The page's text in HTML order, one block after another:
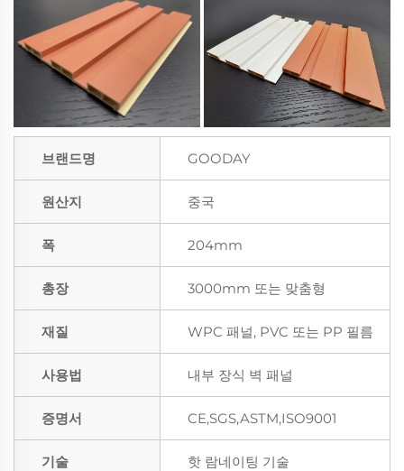
브랜드명 GOODAY
원산지 중국
폭 204mm
총장 3000mm 또는 맞춤형
재질 WPC 패널, PVC 또는 PP 필름
사용법 내부 장식 벽 패널
증명서 CE,SGS,ASTM,ISO9001
기술 핫 람네이팅 기술